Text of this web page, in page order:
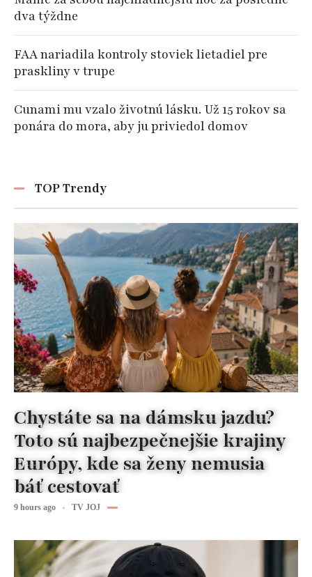
dva týždne
FAA nariadila kontroly stoviek lietadiel pre
praskliny v trupe
Cunami mu vzalo životnú lásku. Už 15 rokov sa
ponára do mora, aby ju priviedol domov
TOP Trendy
Chystáte sa na dámsku jazdu?
Toto sú najbezpečnejšie krajiny
Európy, kde sa ženy nemusia
báť cestovať
9 hours ago TV JOJ